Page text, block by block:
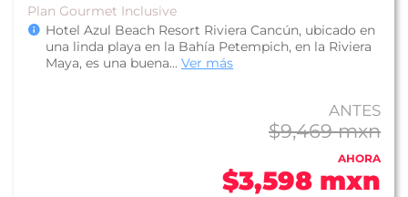
Plan Gourmet Inclusive
Hotel Azul Beach Resort Riviera Cancún, ubicado en
una linda playa en la Bahía Petempich, en la Riviera
Maya, es una buena... Ver más
ANTES
$9,469 mxn
AHORA
$3,598 mxn